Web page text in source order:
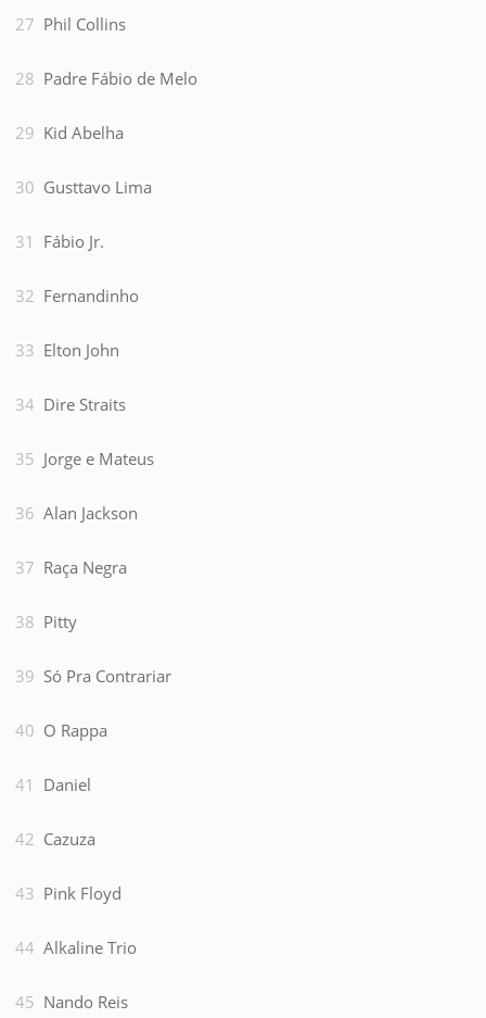
Phil Collins
Padre Fábio de Melo
Kid Abelha
Gusttavo Lima
Fábio Jr.
Fernandinho
Elton John
Dire Straits
Jorge e Mateus
Alan Jackson
Raça Negra
Pitty
Só Pra Contrariar
O Rappa
Daniel
Cazuza
Pink Floyd
Alkaline Trio
Nando Reis